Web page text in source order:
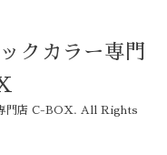
クカラー専門
門店 C-BOX. All Rights